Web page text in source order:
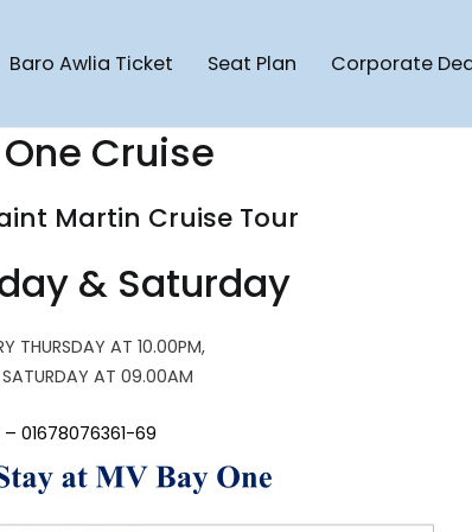
To Chattogram Cruise Ship | Potegaon Cruise |
Baro Awlia Ticket Seat Plan Corporate
Cruise
Martin Cruise Tour
& Saturday
THURSDAY AT 10.00PM,
SATURDAY AT 09.00AM
– 01678076361-69